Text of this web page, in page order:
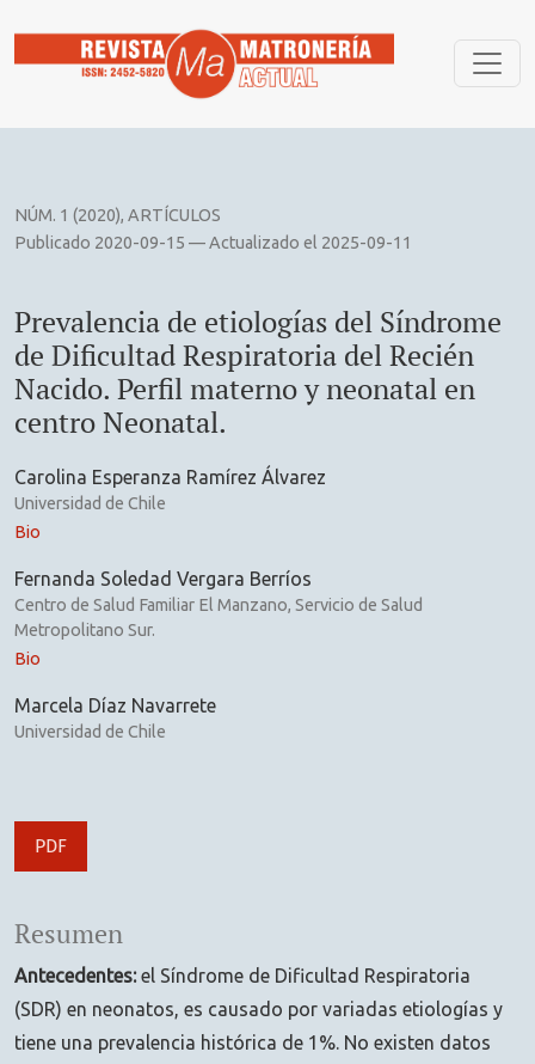
NÚM. 1 (2020), ARTÍCULOS
Prevalencia de etiologías del Síndrome
de Dificultad Respiratoria del Recién
Nacido. Perfil materno y neonatal en
centro Neonatal.
Publicado 2020-09-15 — Actualizado el 2025-09-11
Carolina Esperanza Ramírez Álvarez
Universidad de Chile
Bio
Fernanda Soledad Vergara Berríos
Centro de Salud Familiar El Manzano, Servicio de Salud
Metropolitano Sur.
Bio
Marcela Díaz Navarrete
Universidad de Chile
PDF
Resumen
Antecedentes:el Síndrome de Dificultad Respiratoria
(SDR) en neonatos, es causado por variadas etiologías y
tiene una prevalencia histórica de 1%. No existen datos